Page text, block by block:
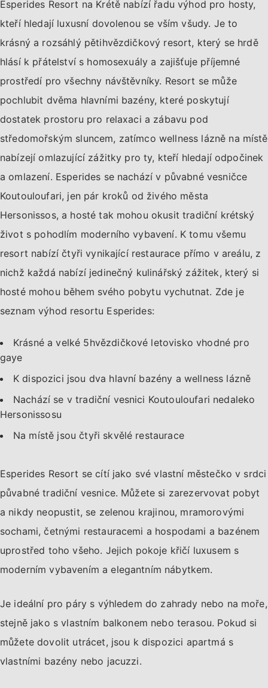
Esperides Resort na Krétě nabízí řadu výhod pro hosty,
kteří hledají luxusní dovolenou se vším všudy. Je to
krásný a rozsáhlý pětihvězdičkový resort, který se hrdě
hlásí k přátelství s homosexuály a zajišťuje příjemné
prostředí pro všechny návštěvníky. Resort se může
pochlubit dvěma hlavními bazény, které poskytují
dostatek prostoru pro relaxaci a zábavu pod
středomořským sluncem, zatímco wellness lázně na místě
nabízejí omlazující zážitky pro ty, kteří hledají odpočinek
a omlazení. Esperides se nachází v půvabné vesničce
Koutouloufari, jen pár kroků od živého města
Hersonissos, a hosté tak mohou okusit tradiční krétský
život s pohodlím moderního vybavení. K tomu všemu
resort nabízí čtyři vynikající restaurace přímo v areálu, z
nichž každá nabízí jedinečný kulinářský zážitek, který si
hosté mohou během svého pobytu vychutnat. Zde je
seznam výhod resortu Esperides:
Krásné a velké 5hvězdičkové letovisko vhodné pro
gaye
K dispozici jsou dva hlavní bazény a wellness lázně
Nachází se v tradiční vesnici Koutouloufari nedaleko
Hersonissosu
Na místě jsou čtyři skvělé restaurace
Esperides Resort se cítí jako své vlastní městečko v srdci
půvabné tradiční vesnice. Můžete si zarezervovat pobyt
a nikdy neopustit, se zelenou krajinou, mramorovými
sochami, četnými restauracemi a hospodami a bazénem
uprostřed toho všeho. Jejich pokoje křičí luxusem s
moderním vybavením a elegantním nábytkem.
Je ideální pro páry s výhledem do zahrady nebo na moře,
stejně jako s vlastním balkonem nebo terasou. Pokud si
můžete dovolit utrácet, jsou k dispozici apartmá s
vlastními bazény nebo jacuzzi.